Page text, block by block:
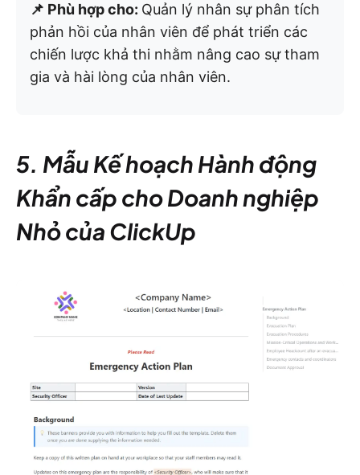
📌 Phù hợp cho: Quản lý nhân sự phân tích
phản hồi của nhân viên để phát triển các
chiến lược khả thi nhằm nâng cao sự tham
gia và hài lòng của nhân viên.
5. Mẫu Kế hoạch Hành động
Khẩn cấp cho Doanh nghiệp
Nhỏ của ClickUp